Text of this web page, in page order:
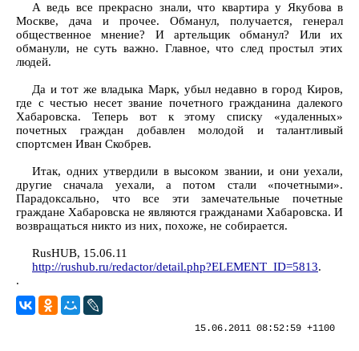
А ведь все прекрасно знали, что квартира у Якубова в
Москве, дача и прочее. Обманул, получается, генерал
общественное мнение? И артельщик обманул? Или их
обманули, не суть важно. Главное, что след простыл этих
людей.
Да и тот же владыка Марк, убыл недавно в город Киров,
где с честью несет звание почетного гражданина далекого
Хабаровска. Теперь вот к этому списку «удаленных»
почетных граждан добавлен молодой и талантливый
спортсмен Иван Скобрев.
Итак, одних утвердили в высоком звании, и они уехали,
другие сначала уехали, а потом стали «почетными».
Парадоксально, что все эти замечательные почетные
граждане Хабаровска не являются гражданами Хабаровска. И
возвращаться никто из них, похоже, не собирается.
RusHUB, 15.06.11
http://rushub.ru/redactor/detail.php?ELEMENT_ID=5813.
.
15.06.2011 08:52:59 +1100